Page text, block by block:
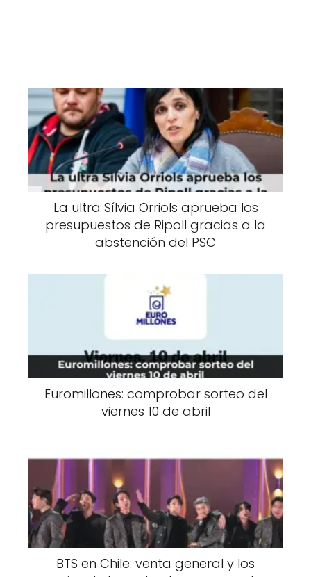
La ultra Sílvia Orriols aprueba los
presupuestos de Ripoll gracias a la
abstención del PSC
Euromillones: comprobar sorteo del
viernes 10 de abril
BTS en Chile: venta general y los